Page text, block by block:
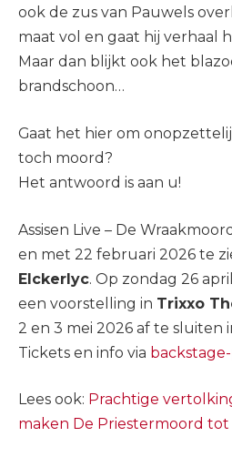
ook de zus van Pauwels
maat vol en gaat hij verhaal
Maar dan blijkt ook het
brandschoon…
Gaat het hier om
toch moord?
Het antwoord is aan u!
Assisen Live – De
en met 22 februari 2026 te
Elckerlyc. Op zondag 26
een voorstelling in Trixxo
2 en 3 mei 2026 af te sluiten
Tickets en info via
Lees ook: Prachtige
maken De Priestermoord tot